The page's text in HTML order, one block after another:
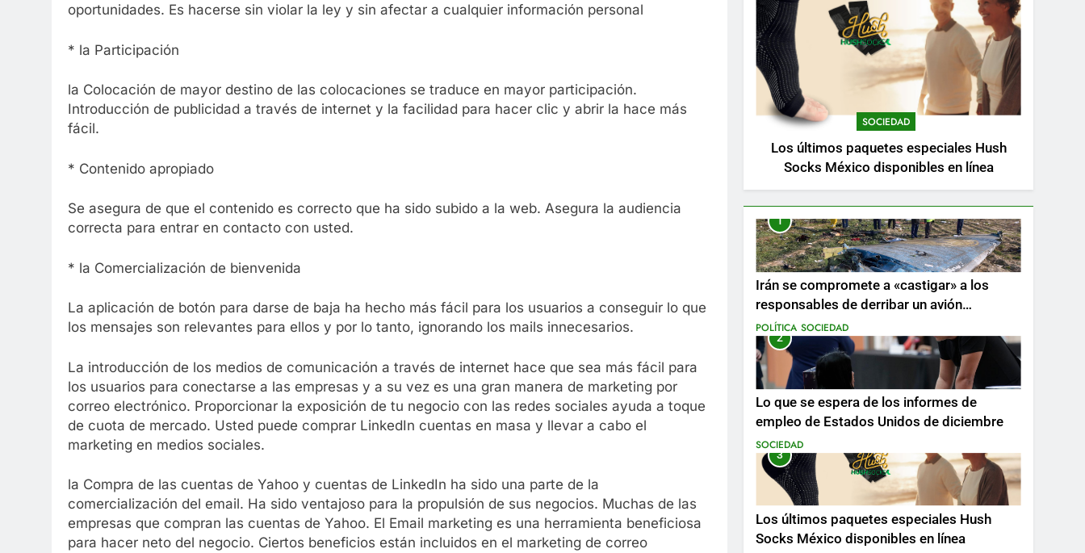
oportunidades. Es hacerse sin violar la ley y sin afectar a cualquier información personal
* la Participación
la Colocación de mayor destino de las colocaciones se traduce en mayor participación.
Introducción de publicidad a través de internet y la facilidad para hacer clic y abrir la hace más
fácil.
* Contenido apropiado
Se asegura de que el contenido es correcto que ha sido subido a la web. Asegura la audiencia
correcta para entrar en contacto con usted.
* la Comercialización de bienvenida
La aplicación de botón para darse de baja ha hecho más fácil para los usuarios a conseguir lo que
los mensajes son relevantes para ellos y por lo tanto, ignorando los mails innecesarios.
La introducción de los medios de comunicación a través de internet hace que sea más fácil para
los usuarios para conectarse a las empresas y a su vez es una gran manera de marketing por
correo electrónico. Proporcionar la exposición de tu negocio con las redes sociales ayuda a toque
de cuota de mercado. Usted puede comprar LinkedIn cuentas en masa y llevar a cabo el
marketing en medios sociales.
la Compra de las cuentas de Yahoo y cuentas de LinkedIn ha sido una parte de la
comercialización del email. Ha sido ventajoso para la propulsión de sus negocios. Muchas de las
empresas que compran las cuentas de Yahoo. El Email marketing es una herramienta beneficiosa
para hacer neto del negocio. Ciertos beneficios están incluidos en el marketing de correo
SOCIEDAD
Los últimos paquetes especiales Hush
Socks México disponibles en línea
1
Irán se compromete a «castigar» a los
responsables de derribar un avión
ucraniano mientras se realizan arrestos
POLÍTICA SOCIEDAD
2
Lo que se espera de los informes de
empleo de Estados Unidos de diciembre
SOCIEDAD
3
Los últimos paquetes especiales Hush
Socks México disponibles en línea